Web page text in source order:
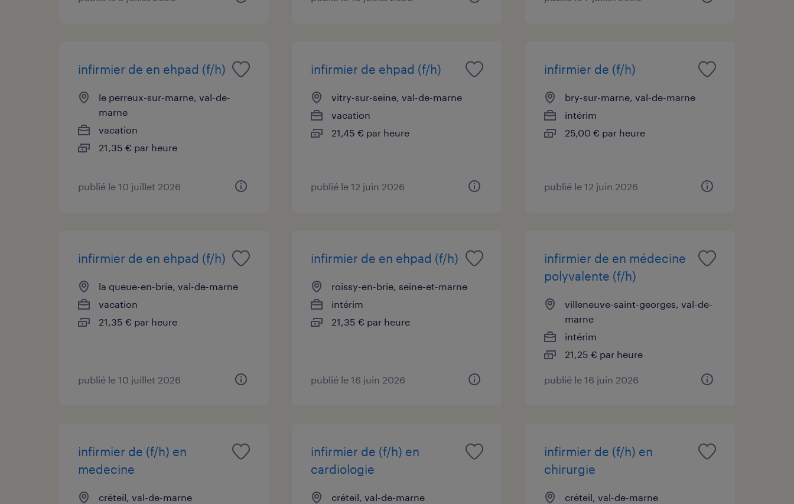
infirmier de en ehpad (f/h)
le perreux-sur-marne, val-de-
marne
vacation
21,35 € par heure
publié le 10 juillet 2026
infirmier de ehpad (f/h)
vitry-sur-seine, val-de-marne
vacation
21,45 € par heure
publié le 12 juin 2026
infirmier de (f/h)
bry-sur-marne, val-de-marne
intérim
25,00 € par heure
publié le 12 juin 2026
infirmier de en ehpad (f/h)
la queue-en-brie, val-de-marne
vacation
21,35 € par heure
publié le 10 juillet 2026
infirmier de en ehpad (f/h)
roissy-en-brie, seine-et-marne
intérim
21,35 € par heure
publié le 16 juin 2026
infirmier de en médecine
polyvalente (f/h)
villeneuve-saint-georges, val-de-
marne
intérim
21,25 € par heure
publié le 16 juin 2026
infirmier de (f/h) en
medecine
créteil, val-de-marne
infirmier de (f/h) en
cardiologie
créteil, val-de-marne
infirmier de (f/h) en
chirurgie
créteil, val-de-marne